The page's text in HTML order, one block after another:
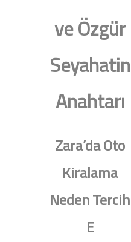
ve Özgür
Seyahatin
Anahtarı
Zara’da Oto
Kiralama
Neden Tercih
E